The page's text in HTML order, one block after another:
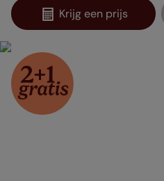
Krijg een prijs